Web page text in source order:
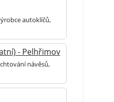
autoklíčů,
- Pelhřimov
návěsů,